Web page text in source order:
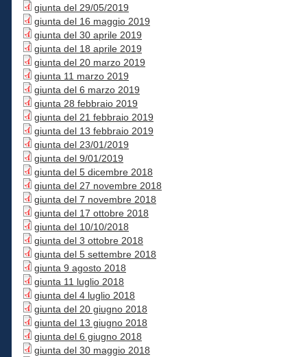
giunta del 29/05/2019
giunta del 16 maggio 2019
giunta del 30 aprile 2019
giunta del 18 aprile 2019
giunta del 20 marzo 2019
giunta 11 marzo 2019
giunta del 6 marzo 2019
giunta 28 febbraio 2019
giunta del 21 febbraio 2019
giunta del 13 febbraio 2019
giunta del 23/01/2019
giunta del 9/01/2019
giunta del 5 dicembre 2018
giunta del 27 novembre 2018
giunta del 7 novembre 2018
giunta del 17 ottobre 2018
giunta del 10/10/2018
giunta del 3 ottobre 2018
giunta del 5 settembre 2018
giunta 9 agosto 2018
giunta 11 luglio 2018
giunta del 4 luglio 2018
giunta del 20 giugno 2018
giunta del 13 giugno 2018
giunta del 6 giugno 2018
giunta del 30 maggio 2018